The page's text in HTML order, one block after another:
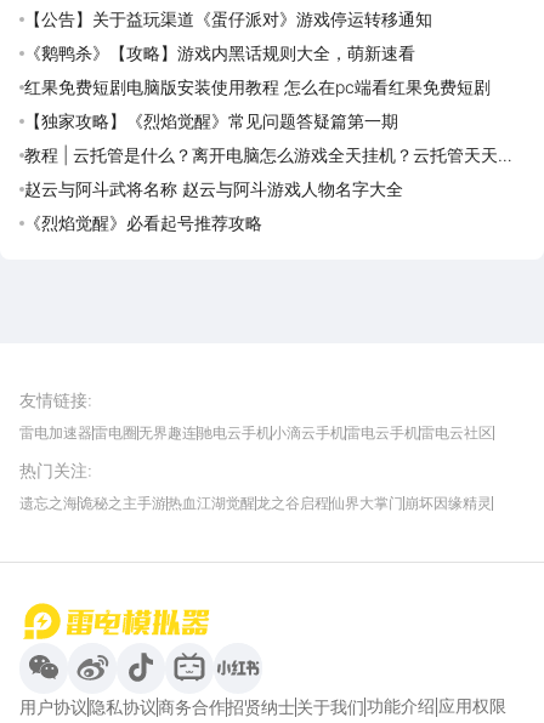
【公告】关于益玩渠道《蛋仔派对》游戏停运转移通知
《鹅鸭杀》【攻略】游戏内黑话规则大全，萌新速看
红果免费短剧电脑版安装使用教程 怎么在pc端看红果免费短剧
【独家攻略】《烈焰觉醒》常见问题答疑篇第一期
教程 | 云托管是什么？离开电脑怎么游戏全天挂机？云托管天天免
费领取攻略
赵云与阿斗武将名称 赵云与阿斗游戏人物名字大全
《烈焰觉醒》必看起号推荐攻略
友情链接:
雷电加速器雷电圈无界趣连驰电云手机小滴云手机雷电云手机雷电云社区
我爱vr网华军软件园
热门关注:
遗忘之海诡秘之主手游热血江湖觉醒龙之谷启程仙界大掌门 崩坏因缘精灵
用户协议隐私协议商务合作招贤纳士关于我们功能介绍 应用权限
首页
微信
微博 抖音 哔哩哔哩